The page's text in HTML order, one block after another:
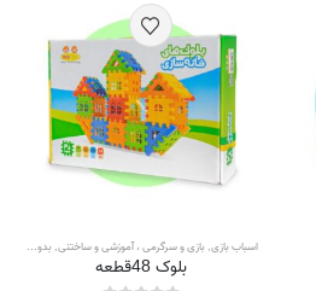
اسباب بازی, بازی و سرگرمی ، آموزشی و ساختنی, بدون دسته بندی
بلوک 48قطعه